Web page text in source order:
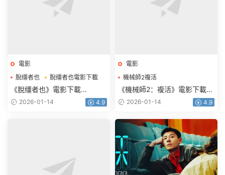
電影
脫缰者也
脫缰者也電影下載
《脫缰者也》電影下載
1080p.HD國語中字
2026-01-14 4.9
電影
機械師2複活
機械師2複活電影下載
《機械師2：複活》電影下載
1080p.BD中英雙字
2026-01-14 4.9